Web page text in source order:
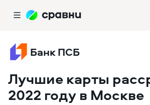
Банк ПСБ
Лучшие карты
2022 году в Москве